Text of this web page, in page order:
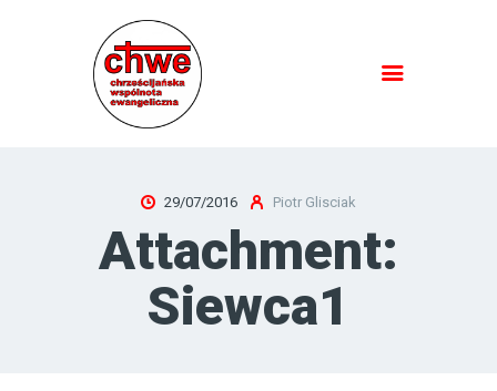
29/07/2016 Piotr Glisciak
Attachment:
Siewca1
JEZUS JEST PANEM
NAUCZANIE
KONTAKT